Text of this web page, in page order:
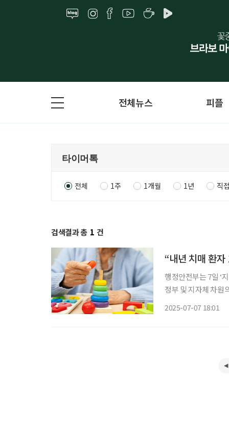
전체뉴스 피플
전체 1주 1개월 1년 직
검색결과 총 1 건
“내년 치매 환
행정안전부는 7일 ‘
정부 및 지자체 차원의 대응 현황을 소개
2025-07-07 18:01